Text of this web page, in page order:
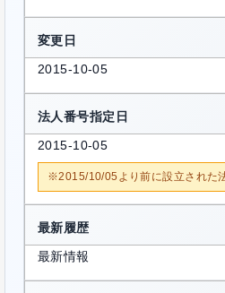
変更日
2015-10-05
法人番号指定日
2015-10-05
※2015/10/05より前に設立された
最新履歴
最新情報